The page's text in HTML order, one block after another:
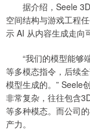
据介绍，Seele
空间结构与游戏工程
示 AI 从内容生成走向
“我们的模型能够端
等多模态指令，后续
模型生成的。” Seele
非常复杂，往往包含
等多种模态。而公司
产力。